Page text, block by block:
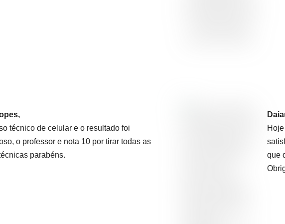
técnico de celular e o resultado foi
o professor e nota 10 por tirar todas as
parabéns.
que